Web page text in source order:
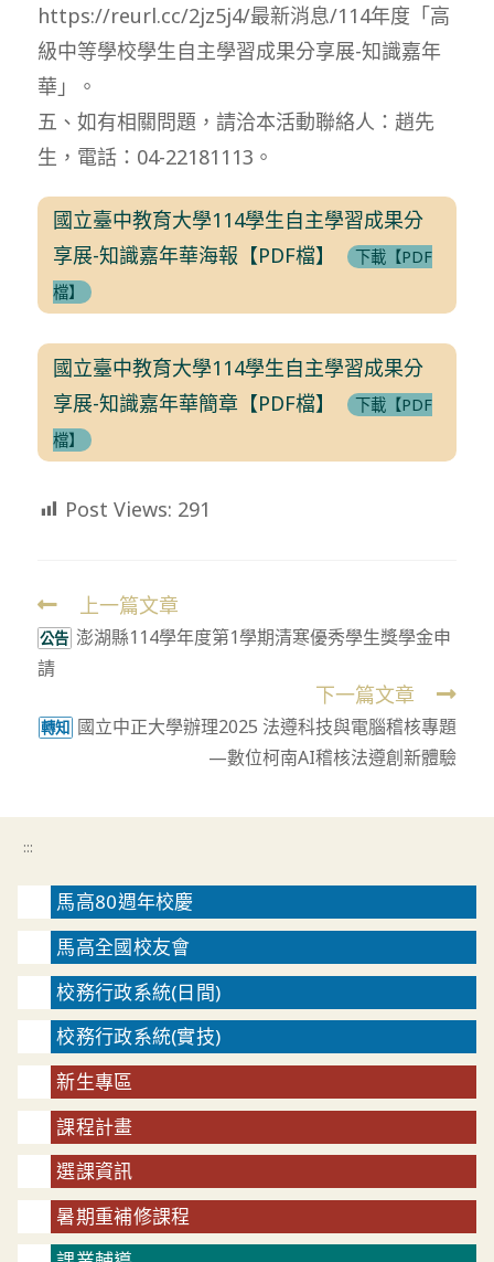
https://reurl.cc/2jz5j4/最新消息/114年度「高
級中等學校學生自主學習成果分享展-知識嘉年
華」。
五、如有相關問題，請洽本活動聯絡人：趙先
生，電話：04-22181113。
國立臺中教育大學114學生自主學習成果分
享展-知識嘉年華海報【PDF檔】
下載【PDF
檔】
國立臺中教育大學114學生自主學習成果分
享展-知識嘉年華簡章【PDF檔】
下載【PDF
檔】
Post Views: 291
Read
more
articles
上一篇文章
公告 澎湖縣114學年度第1學期清寒優秀學生獎學金申
請
下一篇文章
轉知 國立中正大學辦理2025 法遵科技與電腦稽核專題
—數位柯南AI稽核法遵創新體驗
:::
馬高80週年校慶
馬高全國校友會
校務行政系統(日間)
校務行政系統(實技)
新生專區
課程計畫
選課資訊
暑期重補修課程